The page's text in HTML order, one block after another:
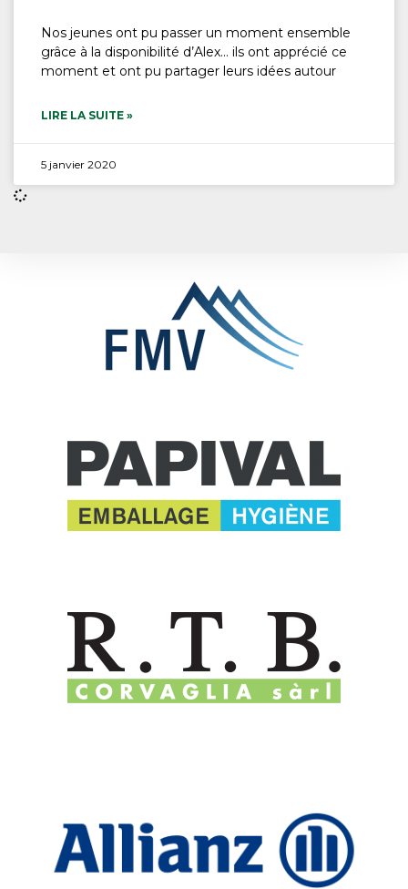
Nos jeunes ont pu passer un moment ensemble
grâce à la disponibilité d’Alex… ils ont apprécié ce
moment et ont pu partager leurs idées autour
LIRE LA SUITE »
5 janvier 2020